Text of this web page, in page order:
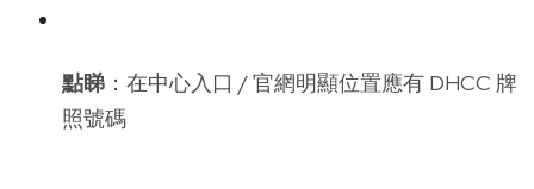
點睇 ：在中心入口 / 官網明顯位置應有 DHCC 牌
照號碼